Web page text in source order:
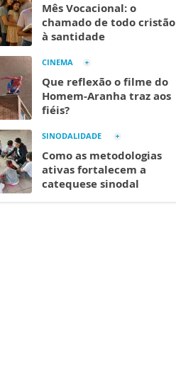
Mês Vocacional: o
chamado de todo cristão
à santidade
CINEMA
Que reflexão o filme do
Homem-Aranha traz aos
fiéis?
SINODALIDADE
Como as metodologias
ativas fortalecem a
catequese sinodal